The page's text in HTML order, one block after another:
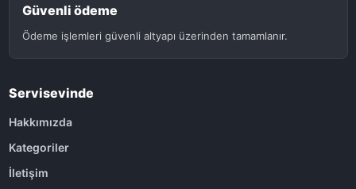
Güvenli ödeme
Ödeme işlemleri güvenli altyapı üzerinden tamamlanır.
Servisevinde
Hakkımızda
Kategoriler
İletişim